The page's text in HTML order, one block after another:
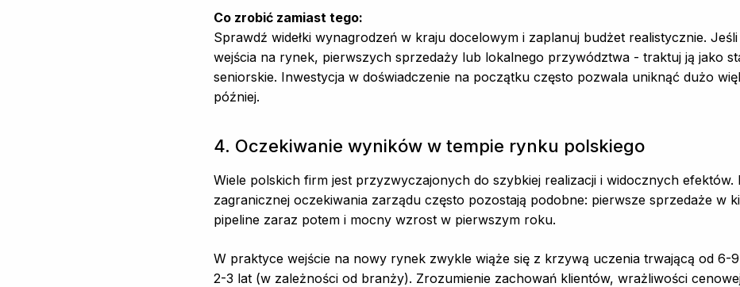
Co zrobić zamiast tego:
Sprawdź widełki wynagrodzeń w kraju docelowym i zaplanuj budżet realistycznie.
wejścia na rynek, pierwszych sprzedaży lub lokalnego przywództwa - traktuj ją jako
seniorskie. Inwestycja w doświadczenie na początku często pozwala uniknąć dużo
później.
4. Oczekiwanie wyników w tempie rynku polskiego
Wiele polskich firm jest przyzwyczajonych do szybkiej realizacji i widocznych efektów.
zagranicznej oczekiwania zarządu często pozostają podobne: pierwsze sprzedaże w
pipeline zaraz potem i mocny wzrost w pierwszym roku.
W praktyce wejście na nowy rynek zwykle wiąże się z krzywą uczenia trwającą od 6-
2-3 lat (w zależności od branży). Zrozumienie zachowań klientów, wrażliwości